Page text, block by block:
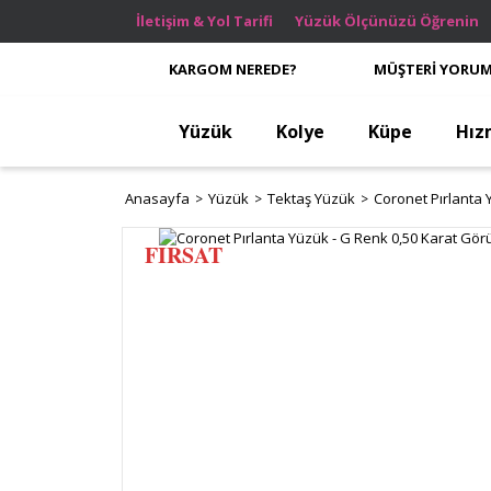
İletişim & Yol Tarifi Yüzük Ölçünüzü Öğrenin
KARGOM NEREDE? MÜŞTERİ
Yüzük Kolye Küpe
Anasayfa Yüzük Tektaş Yüzük Coronet Pırlanta
FIRSAT